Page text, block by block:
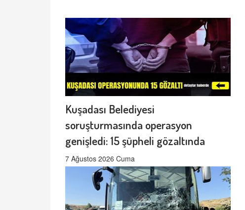
Kuşadası Belediyesi
soruşturmasında operasyon
genişledi: 15 şüpheli gözaltında
7 Ağustos 2026 Cuma